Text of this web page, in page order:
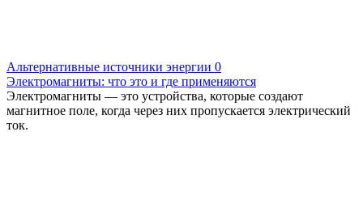
Альтернативные источники энергии 0
Электромагниты: что это и где применяются
Электромагниты — это устройства, которые создают
магнитное поле, когда через них пропускается электрический
ток.